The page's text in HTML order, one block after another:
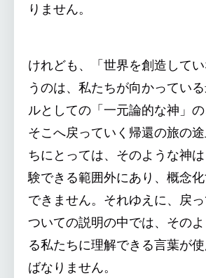
りません。
けれども、「世界を創造して
うのは、私たちが向かってい
ルとしての「一元論的な神」の
そこへ戻っていく帰還の旅の
ちにとっては、そのような神
験できる範囲外にあり、概念
できません。それゆえに、戻
ついての説明の中では、その
る私たちに理解できる言葉が
ばなりません。